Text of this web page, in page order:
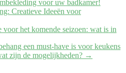
voor uw badkamer!
Creatieve Ideeën voor
voor het komende seizoen: wat is in
een must-have is voor keukens
zijn de mogelijkheden? →